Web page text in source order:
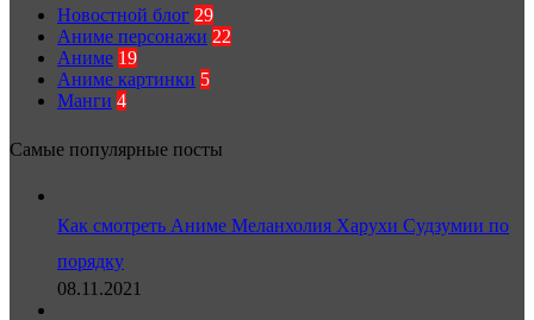
Новостной блог 29
Аниме персонажи 22
Аниме 19
Аниме картинки 5
Манги 4
Самые популярные посты
Как смотреть Аниме Меланхолия Харухи Судзумии по
порядку
08.11.2021